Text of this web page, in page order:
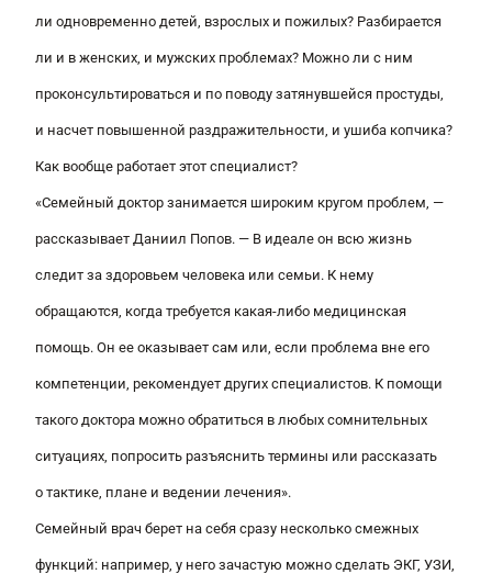
ли одновременно детей, взрослых и пожилых? Разбирается
ли и в женских, и мужских проблемах? Можно ли с ним
проконсультироваться и по поводу затянувшейся простуды,
и насчет повышенной раздражительности, и ушиба копчика?
Как вообще работает этот специалист?
«Семейный доктор занимается широким кругом проблем, —
рассказывает Даниил Попов. — В идеале он всю жизнь
следит за здоровьем человека или семьи. К нему
обращаются, когда требуется какая-либо медицинская
помощь. Он ее оказывает сам или, если проблема вне его
компетенции, рекомендует других специалистов. К помощи
такого доктора можно обратиться в любых сомнительных
ситуациях, попросить разъяснить термины или рассказать
о тактике, плане и ведении лечения».
Семейный врач берет на себя сразу несколько смежных
функций: например, у него зачастую можно сделать ЭКГ, УЗИ,